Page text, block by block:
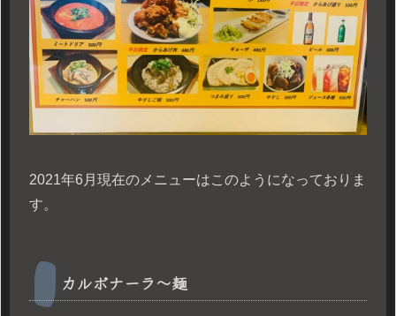
2021年6月現在のメニューはこのようになっておりま
す。
カルボナーラ〜麺